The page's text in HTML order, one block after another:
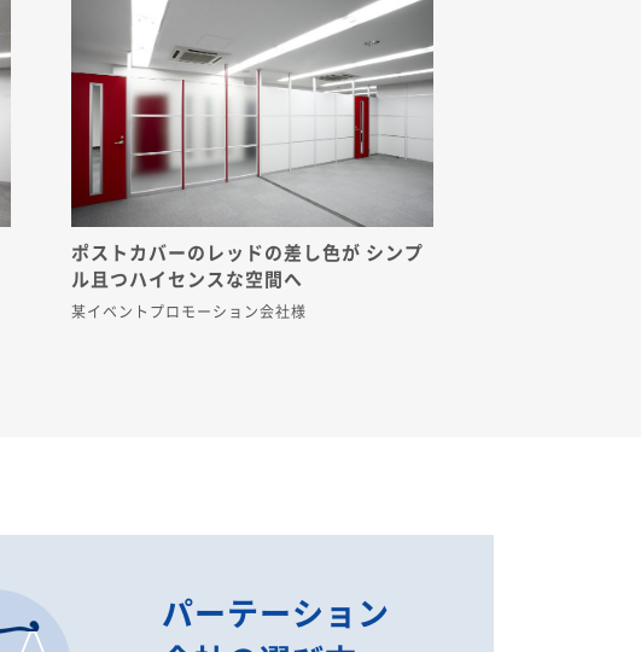
ポストカバーのレッドの差し色が シンプ
ル且つハイセンスな空間へ
某イベントプロモーション会社様
パーテーション